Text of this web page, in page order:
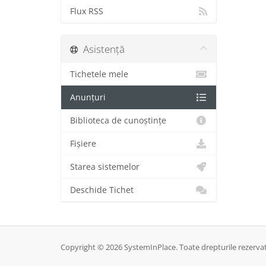
Flux RSS
Asistență
Tichetele mele
Anunțuri
Biblioteca de cunoștințe
Fișiere
Starea sistemelor
Deschide Tichet
Copyright © 2026 SystemInPlace. Toate drepturile